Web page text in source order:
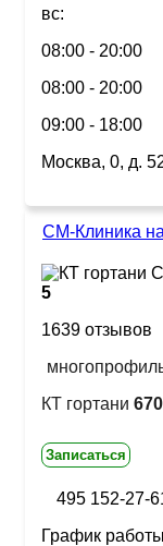
вс:
08:00 - 20:00
08:00 - 20:00
09:00 - 18:00
Москва, 0, д.
СМ-Клиника
5
1639 отзывов
КТ гортани
Записаться
495 152-27-
График работы